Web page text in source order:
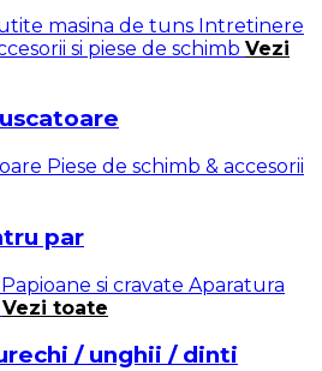
masina de tuns Intretinere
si piese de schimb Vezi
Piese de schimb & accesorii
par
Papioane si cravate Aparatura
Vezi toate
/ unghii / dinti